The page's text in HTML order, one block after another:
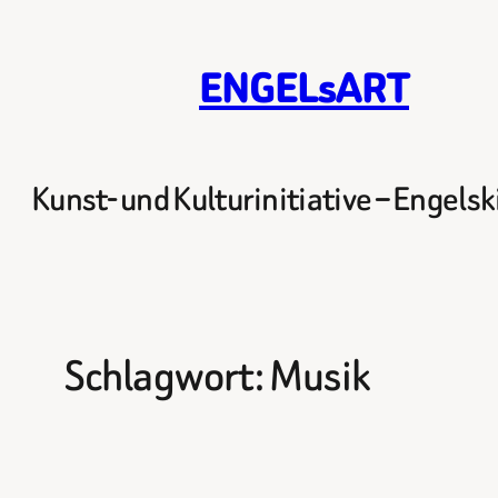
ENGELsART
Kunst- und Kulturinitiative –
Schlagwort:Musik